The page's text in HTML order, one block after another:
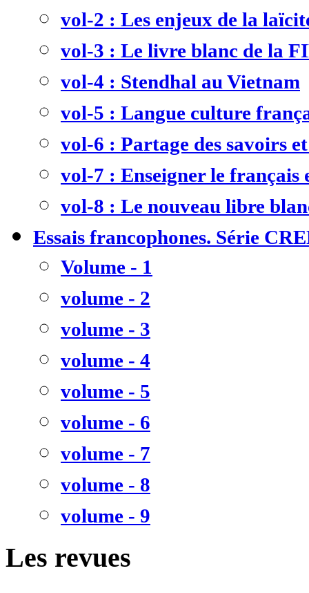
vol-2 : Les enjeux de la
vol-3 : Le livre blanc de la
vol-4 : Stendhal au Vietnam
vol-5 : Langue culture
vol-6 : Partage des savoirs
vol-7 : Enseigner le
vol-8 : Le nouveau libre
Essais francophones. Série
Volume - 1
volume - 2
volume - 3
volume - 4
volume - 5
volume - 6
volume - 7
volume - 8
volume - 9
Les revues